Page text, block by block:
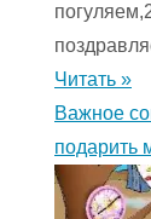
Читать »
Важное
подарить